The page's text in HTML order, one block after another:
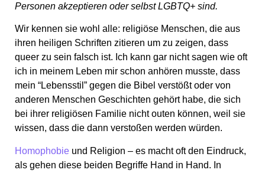
Personen akzeptieren oder selbst LGBTQ+ sind.
Wir kennen sie wohl alle: religiöse Menschen, die aus
ihren heiligen Schriften zitieren um zu zeigen, dass
queer zu sein falsch ist. Ich kann gar nicht sagen wie oft
ich in meinem Leben mir schon anhören musste, dass
mein “Lebensstil” gegen die Bibel verstößt oder von
anderen Menschen Geschichten gehört habe, die sich
bei ihrer religiösen Familie nicht outen können, weil sie
wissen, dass die dann verstoßen werden würden.
Homophobie und Religion – es macht oft den Eindruck,
als gehen diese beiden Begriffe Hand in Hand. In